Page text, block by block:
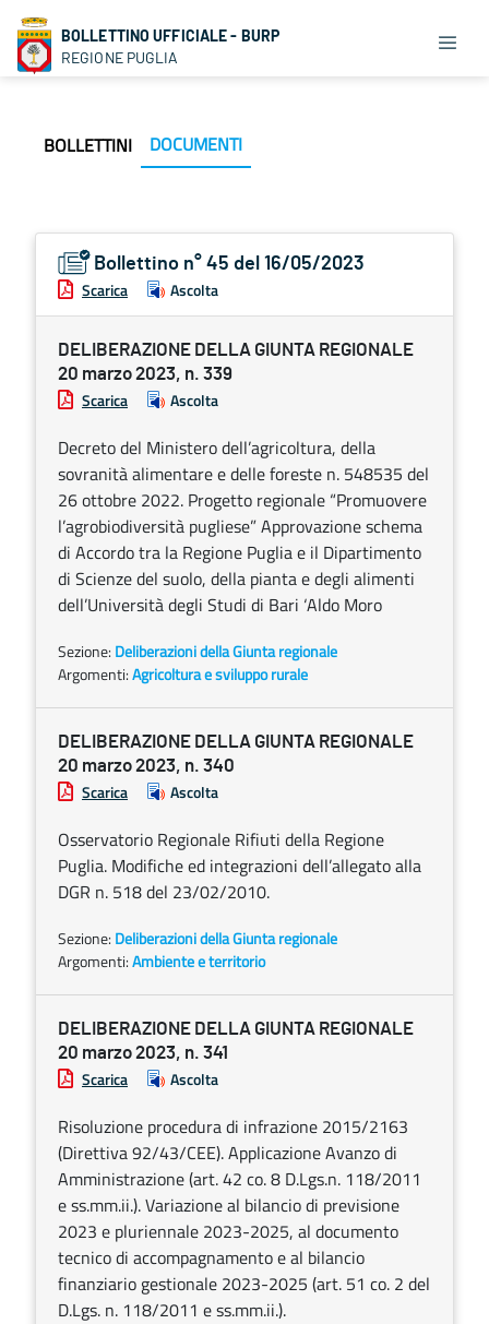
BOLLETTINO UFFICIALE - BURP
REGIONE PUGLIA
BOLLETTINI DOCUMENTI
Bollettino n° 45 del 16/05/2023
Scarica Ascolta
DELIBERAZIONE DELLA GIUNTA REGIONALE
20 marzo 2023, n. 339
Scarica Ascolta
Decreto del Ministero dell’agricoltura, della
sovranità alimentare e delle foreste n. 548535 del
26 ottobre 2022. Progetto regionale “Promuovere
l’agrobiodiversità pugliese” Approvazione schema
di Accordo tra la Regione Puglia e il Dipartimento
di Scienze del suolo, della pianta e degli alimenti
dell’Università degli Studi di Bari ‘Aldo Moro
Sezione: Deliberazioni della Giunta regionale
Argomenti:Agricoltura e sviluppo rurale
DELIBERAZIONE DELLA GIUNTA REGIONALE
20 marzo 2023, n. 340
Scarica Ascolta
Osservatorio Regionale Rifiuti della Regione
Puglia. Modifiche ed integrazioni dell’allegato alla
DGR n. 518 del 23/02/2010.
Sezione: Deliberazioni della Giunta regionale
Argomenti:Ambiente e territorio
DELIBERAZIONE DELLA GIUNTA REGIONALE
20 marzo 2023, n. 341
Scarica Ascolta
Risoluzione procedura di infrazione 2015/2163
(Direttiva 92/43/CEE). Applicazione Avanzo di
Amministrazione (art. 42 co. 8 D.Lgs.n. 118/2011
e ss.mm.ii.). Variazione al bilancio di previsione
2023 e pluriennale 2023-2025, al documento
tecnico di accompagnamento e al bilancio
finanziario gestionale 2023-2025 (art. 51 co. 2 del
D.Lgs. n. 118/2011 e ss.mm.ii.).